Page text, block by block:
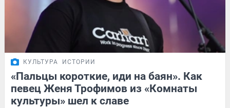
КУЛЬТУРА ИСТОРИИ
«Пальцы короткие, иди на баян». Как
певец Женя Трофимов из «Комнаты
культуры» шел к славе